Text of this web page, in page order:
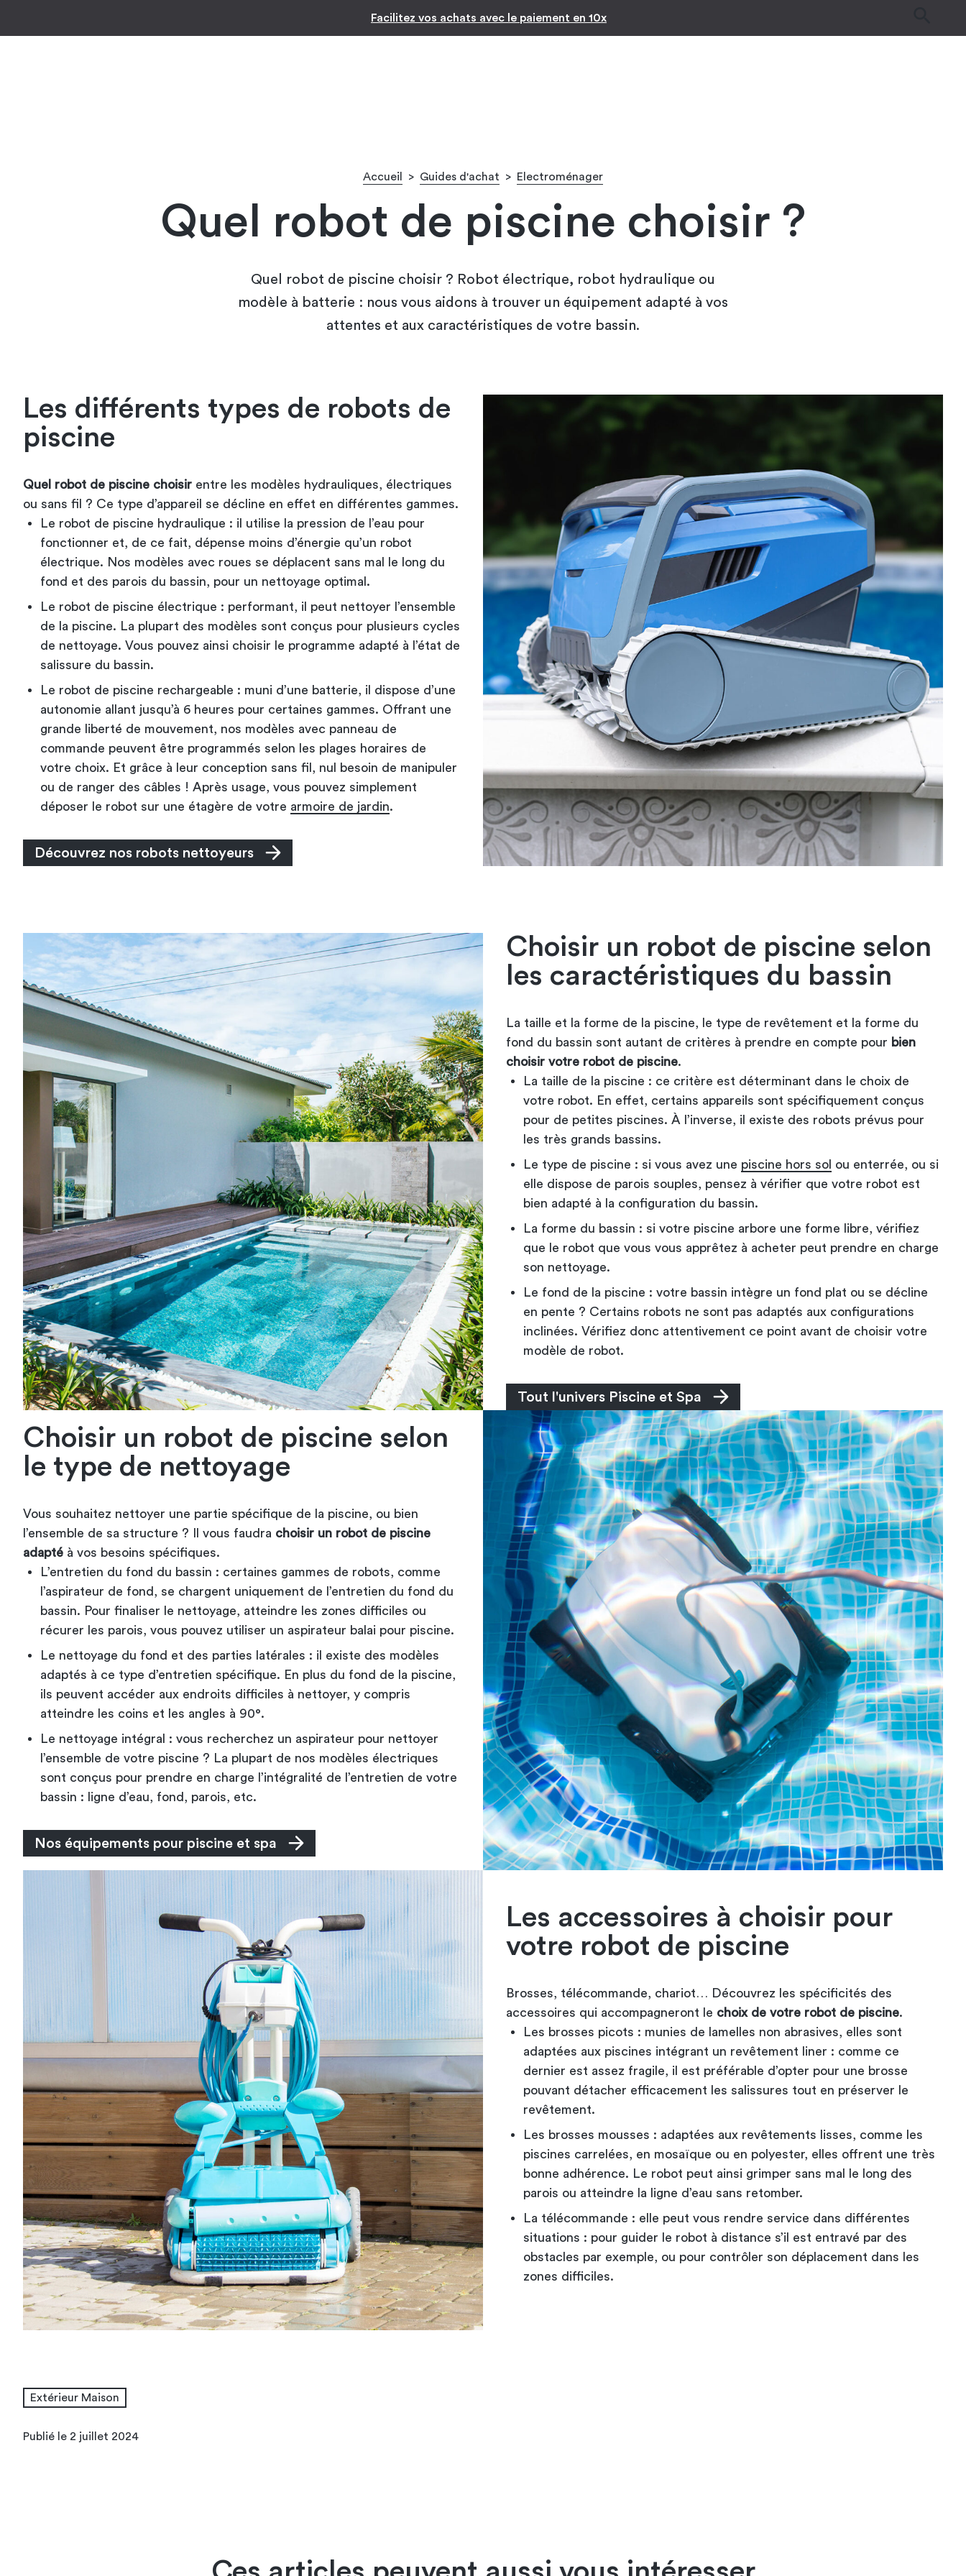
-10% pour les jeunes diplômés !* 🎉Inspiration par pièces
Accueil > Guides d'achat > Electroménager
Quel robot de piscine choisir ?
Quel robot de piscine choisir ? Robot électrique, robot hydraulique ou
modèle à batterie : nous vous aidons à trouver un équipement adapté à vos
attentes et aux caractéristiques de votre bassin.
Les différents types de robots de
piscine
Quel robot de piscine choisir entre les modèles hydrauliques, électriques
ou sans fil ? Ce type d’appareil se décline en effet en différentes gammes.
Le robot de piscine hydraulique : il utilise la pression de l’eau pour
fonctionner et, de ce fait, dépense moins d’énergie qu’un robot
électrique. Nos modèles avec roues se déplacent sans mal le long du
fond et des parois du bassin, pour un nettoyage optimal.
Le robot de piscine électrique : performant, il peut nettoyer l’ensemble
de la piscine. La plupart des modèles sont conçus pour plusieurs cycles
de nettoyage. Vous pouvez ainsi choisir le programme adapté à l’état de
salissure du bassin.
Le robot de piscine rechargeable : muni d’une batterie, il dispose d’une
autonomie allant jusqu’à 6 heures pour certaines gammes. Offrant une
grande liberté de mouvement, nos modèles avec panneau de
commande peuvent être programmés selon les plages horaires de
votre choix. Et grâce à leur conception sans fil, nul besoin de manipuler
ou de ranger des câbles ! Après usage, vous pouvez simplement
déposer le robot sur une étagère de votre armoire de jardin.
Découvrez nos robots nettoyeurs
Choisir un robot de piscine selon
les caractéristiques du bassin
La taille et la forme de la piscine, le type de revêtement et la forme du
fond du bassin sont autant de critères à prendre en compte pour bien
choisir votre robot de piscine.
La taille de la piscine : ce critère est déterminant dans le choix de
votre robot. En effet, certains appareils sont spécifiquement conçus
pour de petites piscines. À l’inverse, il existe des robots prévus pour
les très grands bassins.
Le type de piscine : si vous avez une piscine hors sol ou enterrée, ou si
elle dispose de parois souples, pensez à vérifier que votre robot est
bien adapté à la configuration du bassin.
La forme du bassin : si votre piscine arbore une forme libre, vérifiez
que le robot que vous vous apprêtez à acheter peut prendre en charge
son nettoyage.
Le fond de la piscine : votre bassin intègre un fond plat ou se décline
en pente ? Certains robots ne sont pas adaptés aux configurations
inclinées. Vérifiez donc attentivement ce point avant de choisir votre
modèle de robot.
Tout l'univers Piscine et Spa
Choisir un robot de piscine selon
le type de nettoyage
Vous souhaitez nettoyer une partie spécifique de la piscine, ou bien
l’ensemble de sa structure ? Il vous faudra choisir un robot de piscine
adapté à vos besoins spécifiques.
L’entretien du fond du bassin : certaines gammes de robots, comme
l’aspirateur de fond, se chargent uniquement de l’entretien du fond du
bassin. Pour finaliser le nettoyage, atteindre les zones difficiles ou
récurer les parois, vous pouvez utiliser un aspirateur balai pour piscine.
Le nettoyage du fond et des parties latérales : il existe des modèles
adaptés à ce type d’entretien spécifique. En plus du fond de la piscine,
ils peuvent accéder aux endroits difficiles à nettoyer, y compris
atteindre les coins et les angles à 90°.
Le nettoyage intégral : vous recherchez un aspirateur pour nettoyer
l’ensemble de votre piscine ? La plupart de nos modèles électriques
sont conçus pour prendre en charge l’intégralité de l’entretien de votre
bassin : ligne d’eau, fond, parois, etc.
Nos équipements pour piscine et spa
Les accessoires à choisir pour
votre robot de piscine
Brosses, télécommande, chariot… Découvrez les spécificités des
accessoires qui accompagneront le choix de votre robot de piscine.
Les brosses picots : munies de lamelles non abrasives, elles sont
adaptées aux piscines intégrant un revêtement liner : comme ce
dernier est assez fragile, il est préférable d’opter pour une brosse
pouvant détacher efficacement les salissures tout en préserver le
revêtement.
Les brosses mousses : adaptées aux revêtements lisses, comme les
piscines carrelées, en mosaïque ou en polyester, elles offrent une très
bonne adhérence. Le robot peut ainsi grimper sans mal le long des
parois ou atteindre la ligne d’eau sans retomber.
La télécommande : elle peut vous rendre service dans différentes
situations : pour guider le robot à distance s’il est entravé par des
obstacles par exemple, ou pour contrôler son déplacement dans les
zones difficiles.
Extérieur Maison
Publié le 2 juillet 2024